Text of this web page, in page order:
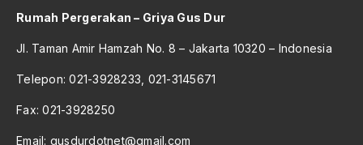
Rumah Pergerakan – Griya Gus Dur
Jl. Taman Amir Hamzah No. 8 – Jakarta 10320 – Indonesia
Telepon: 021-3928233, 021-3145671
Fax: 021-3928250
Email: gusdurdotnet@gmail.com